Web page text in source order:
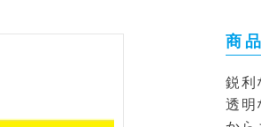
商
鋭利
透明